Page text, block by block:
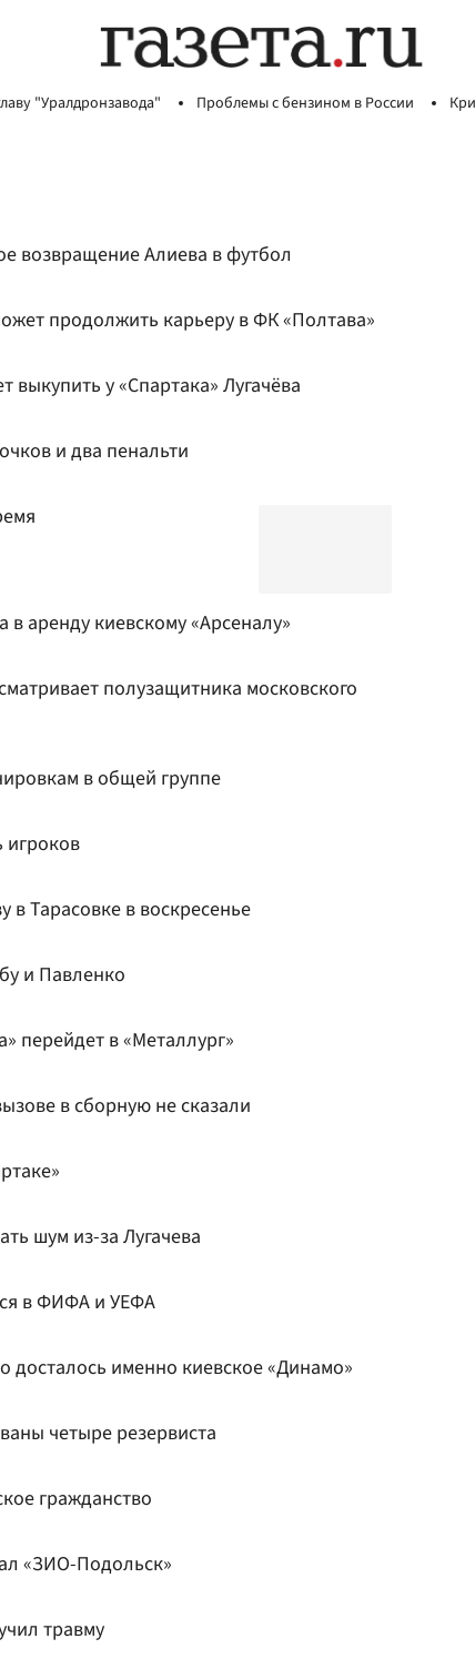
"Уралдронзавода" Проблемы с бензином в России
возвращение Алиева в футбол
продолжить карьеру в ФК «Полтава»
выкупить у «Спартака» Лугачёва
и два пенальти
в аренду киевскому «Арсеналу»
полузащитника московского
в общей группе
игроков
в Тарасовке в воскресенье
и Павленко
перейдет в «Металлург»
в сборную не сказали
шум из-за Лугачева
в ФИФА и УЕФА
досталось именно киевское «Динамо»
четыре резервиста
гражданство
«ЗИО-Подольск»
травму